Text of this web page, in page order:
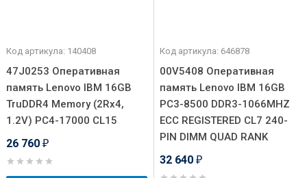
Код артикула: 140408
47J0253 Оперативная
память Lenovo IBM 16GB
TruDDR4 Memory (2Rx4,
1.2V) PC4-17000 CL15
26 760 ₽
Код артикула: 646878
00V5408 Оперативная
память Lenovo IBM 16GB
PC3-8500 DDR3-1066MHZ
ECC REGISTERED CL7 240-
PIN DIMM QUAD RANK
32 640 ₽